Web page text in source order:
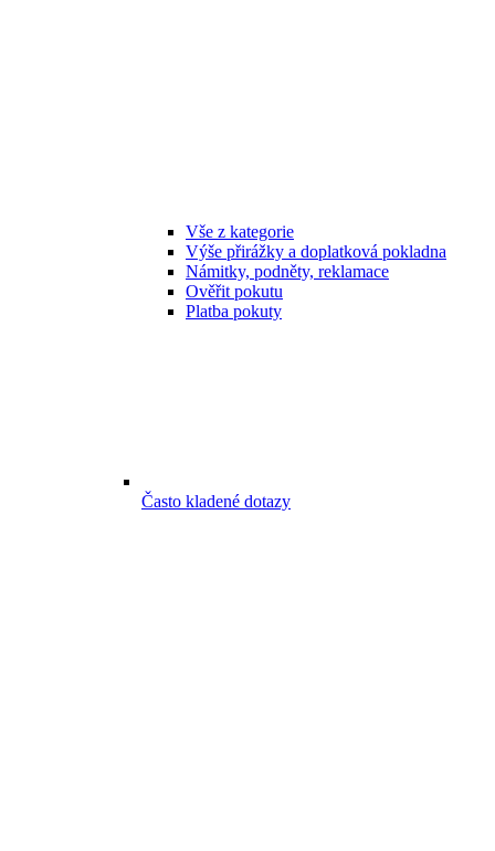
Vše z kategorie
Výše přirážky a doplatková pokladna
Námitky, podněty, reklamace
Ověřit pokutu
Platba pokuty
Často kladené dotazy